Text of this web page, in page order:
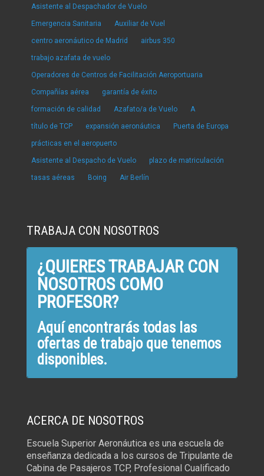
Asistente al Despachador de Vuelo
Emergencia Sanitaria Auxiliar de Vuel
centro aeronáutico de Madrid airbus 350
trabajo azafata de vuelo
Operadores de Centros de Facilitación Aeroportuaria
Compañías aérea garantía de éxito
formación de calidad Azafato/a de Vuelo A
título de TCP expansión aeronáutica Puerta de Europa
prácticas en el aeropuerto
Asistente al Despacho de Vuelo plazo de matriculación
tasas aéreas Boing Air Berlín
TRABAJA CON NOSOTROS
¿QUIERES TRABAJAR CON
NOSOTROS COMO
PROFESOR?
Aquí encontrarás todas las
ofertas de trabajo que tenemos
disponibles.
ACERCA DE NOSOTROS
Escuela Superior Aeronáutica es una escuela de
enseñanza dedicada a los cursos de Tripulante de
Cabina de Pasajeros TCP, Profesional Cualificado